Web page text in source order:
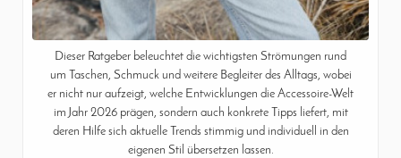
Dieser Ratgeber beleuchtet die wichtigsten Strömungen rund
um Taschen, Schmuck und weitere Begleiter des Alltags, wobei
er nicht nur aufzeigt, welche Entwicklungen die Accessoire-Welt
im Jahr 2026 prägen, sondern auch konkrete Tipps liefert, mit
deren Hilfe sich aktuelle Trends stimmig und individuell in den
eigenen Stil übersetzen lassen.